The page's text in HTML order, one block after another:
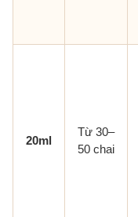
20ml
Từ 30–
50 chai